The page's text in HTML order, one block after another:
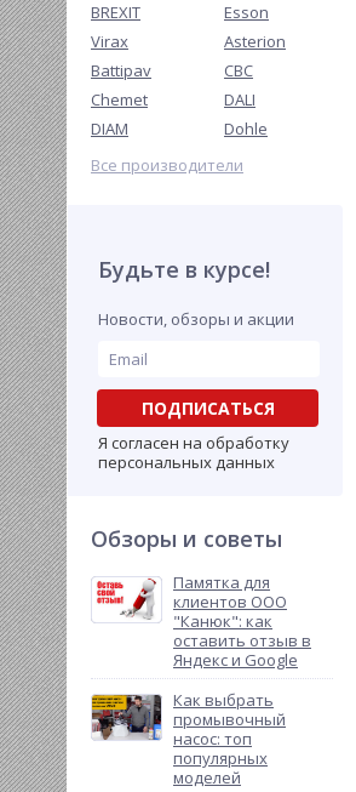
BREXIT
Esson
Virax
Asterion
Battipav
CBC
Chemet
DALI
DIAM
Dohle
Все производители
Будьте в курсе!
Новости, обзоры и акции
ПОДПИСАТЬСЯ
Я согласен на обработку
персональных данных
Обзоры и советы
Памятка для
клиентов ООО
"Канюк": как
оставить отзыв в
Яндекс и Google
Как выбрать
промывочный
насос: топ
популярных
моделей